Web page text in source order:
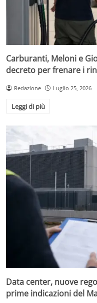
Carburanti, Meloni e
decreto per frenare i
Redazione Luglio 25, 2026
Leggi di più
Data center, nuove
prime indicazioni del